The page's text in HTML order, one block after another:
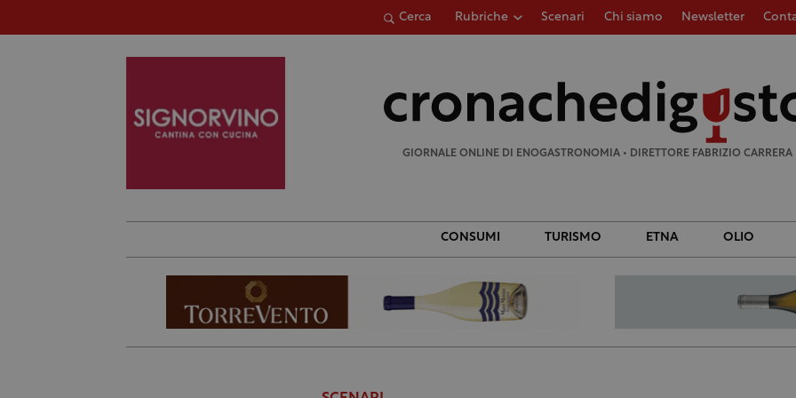
Cerca Rubriche Scenari Chi siamo Newsletter
GIORNALE ONLINE DI ENOGASTRONOMIA • DIRETTORE FABRIZIO CARRERA
CONSUMI TURISMO ETNA OLIO